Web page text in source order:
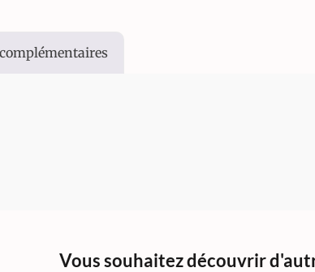
Vous souhaitez découvrir